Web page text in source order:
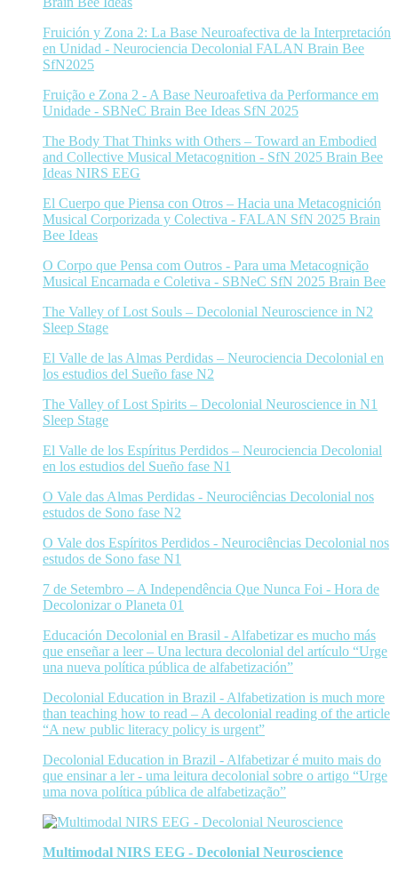
Fruición y Zona 2: La Base Neuroafectiva de la Interpretación
en Unidad - Neurociencia Decolonial FALAN Brain Bee
SfN2025
Fruição e Zona 2 - A Base Neuroafetiva da Performance em
Unidade - SBNeC Brain Bee Ideas SfN 2025
The Body That Thinks with Others – Toward an Embodied
and Collective Musical Metacognition - SfN 2025 Brain Bee
Ideas NIRS EEG
El Cuerpo que Piensa con Otros – Hacia una Metacognición
Musical Corporizada y Colectiva - FALAN SfN 2025 Brain
Bee Ideas
O Corpo que Pensa com Outros - Para uma Metacognição
Musical Encarnada e Coletiva - SBNeC SfN 2025 Brain Bee
The Valley of Lost Souls – Decolonial Neuroscience in N2
Sleep Stage
El Valle de las Almas Perdidas – Neurociencia Decolonial en
los estudios del Sueño fase N2
The Valley of Lost Spirits – Decolonial Neuroscience in N1
Sleep Stage
El Valle de los Espíritus Perdidos – Neurociencia Decolonial
en los estudios del Sueño fase N1
O Vale das Almas Perdidas - Neurociências Decolonial nos
estudos de Sono fase N2
O Vale dos Espíritos Perdidos - Neurociências Decolonial nos
estudos de Sono fase N1
7 de Setembro – A Independência Que Nunca Foi - Hora de
Decolonizar o Planeta 01
Educación Decolonial en Brasil - Alfabetizar es mucho más
que enseñar a leer – Una lectura decolonial del artículo “Urge
una nueva política pública de alfabetización”
Decolonial Education in Brazil - Alfabetization is much more
than teaching how to read – A decolonial reading of the article
“A new public literacy policy is urgent”
Decolonial Education in Brazil - Alfabetizar é muito mais do
que ensinar a ler - uma leitura decolonial sobre o artigo “Urge
uma nova política pública de alfabetização”
Multimodal NIRS EEG - Decolonial Neuroscience